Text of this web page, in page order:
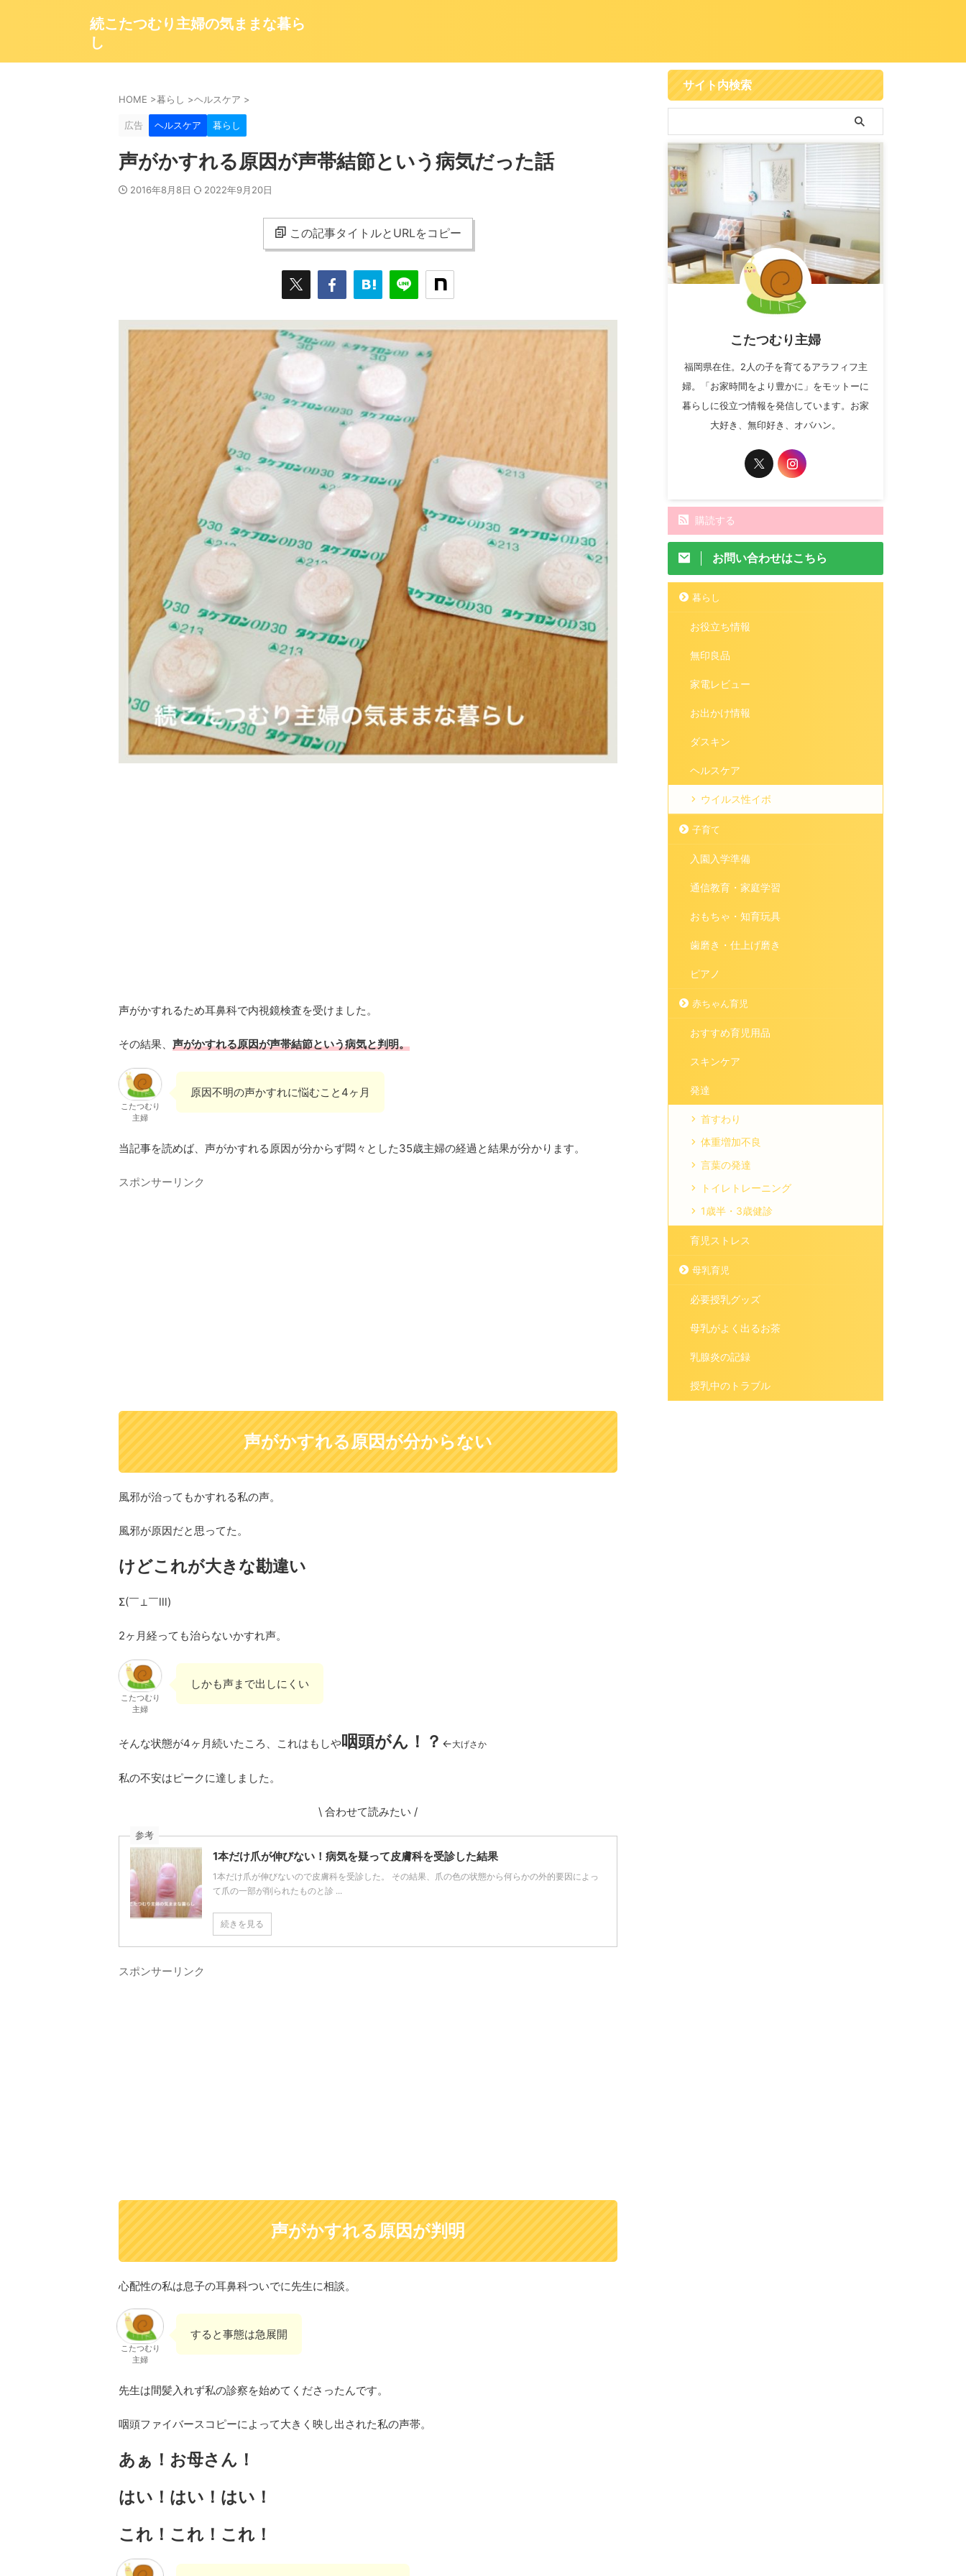
続こたつむり主婦の気ままな暮ら
し
HOME >暮らし >ヘルスケア >
広告 ヘルスケア 暮らし
声がかすれる原因が声帯結節という病気だった話
2016年8月8日 2022年9月20日
この記事タイトルとURLをコピー
声がかすれるため耳鼻科で内視鏡検査を受けました。
その結果、 声がかすれる原因が声帯結節という病気と判明。
こたつむり
主婦
原因不明の声かすれに悩むこと4ヶ月
当記事を読めば、声がかすれる原因が分からず悶々とした35歳主婦の経過と結果が分かります。
スポンサーリンク
声がかすれる原因が分からない
風邪が治ってもかすれる私の声。
風邪が原因だと思ってた。
けどこれが大きな勘違い
Σ(￣⊥￣lll)
2ヶ月経っても治らないかすれ声。
こたつむり
主婦
しかも声まで出しにくい
そんな状態が4ヶ月続いたころ、これはもしや咽頭がん！？ ←大げさか
私の不安はピークに達しました。
\ 合わせて読みたい /
参考
1本だけ爪が伸びない！病気を疑って皮膚科を受診した結果
1本だけ爪が伸びないので皮膚科を受診した。 その結果、爪の色の状態から何らかの外的要因によっ
て爪の一部が削られたものと診 ...
続きを見る
スポンサーリンク
声がかすれる原因が判明
心配性の私は息子の耳鼻科ついでに先生に相談。
こたつむり
主婦
すると事態は急展開
先生は間髪入れず私の診察を始めてくださったんです。
咽頭ファイバースコピーによって大きく映し出された私の声帯。
あぁ！お母さん！
はい！はい！はい！
これ！これ！これ！
サイト内検索
こたつむり主婦
福岡県在住。2人の子を育てるアラフィフ主
婦。「お家時間をより豊かに」をモットーに
暮らしに役立つ情報を発信しています。お家
大好き、無印好き、オバハン。
購読する
お問い合わせはこちら
暮らし
お役立ち情報
無印良品
家電レビュー
お出かけ情報
ダスキン
ヘルスケア
ウイルス性イボ
子育て
入園入学準備
通信教育・家庭学習
おもちゃ・知育玩具
歯磨き・仕上げ磨き
ピアノ
赤ちゃん育児
おすすめ育児用品
スキンケア
発達
首すわり
体重増加不良
言葉の発達
トイレトレーニング
1歳半・3歳健診
育児ストレス
母乳育児
必要授乳グッズ
母乳がよく出るお茶
乳腺炎の記録
授乳中のトラブル